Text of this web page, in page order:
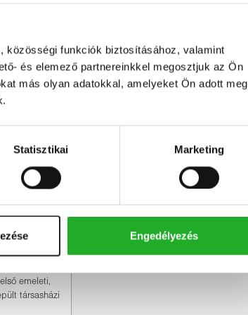
közösségi funkciók biztosításához, valamint
és elemező partnereinkkel megosztjuk az Ön
más olyan adatokkal, amelyeket Ön adott meg
Statisztikai Marketing
Engedélyezés
Árcsökkenés
értesítés
emeleti,
társasházi
Részletes keresés